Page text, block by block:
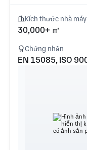
Kích thước nhà máy
30,000+ ㎡
Chứng nhận